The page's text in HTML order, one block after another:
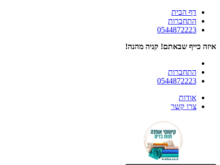
דף הבית
התחברות
0544872223
איזה כייף שבאתם! קניה מהנה!
התחברות
0544872223
אודות
צרו קשר